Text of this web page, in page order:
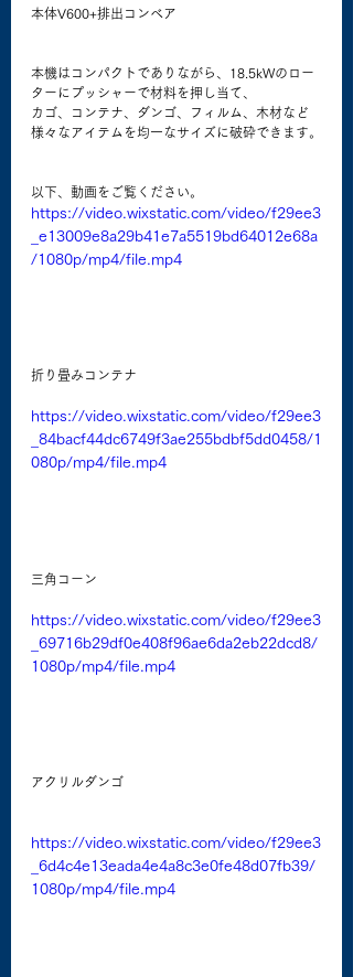
本体V600+排出コンベア
本機はコンパクトでありながら、18.5kWのロー
ターにプッシャーで材料を押し当て、
カゴ、コンテナ、ダンゴ、フィルム、木材など
様々なアイテムを均一なサイズに破砕できます。
以下、動画をご覧ください。
https://video.wixstatic.com/video/f29ee3
_e13009e8a29b41e7a5519bd64012e68a
/1080p/mp4/file.mp4
折り畳みコンテナ
https://video.wixstatic.com/video/f29ee3
_84bacf44dc6749f3ae255bdbf5dd0458/1
080p/mp4/file.mp4
三角コーン
https://video.wixstatic.com/video/f29ee3
_69716b29df0e408f96ae6da2eb22dcd8/
1080p/mp4/file.mp4
アクリルダンゴ
https://video.wixstatic.com/video/f29ee3
_6d4c4e13eada4e4a8c3e0fe48d07fb39/
1080p/mp4/file.mp4